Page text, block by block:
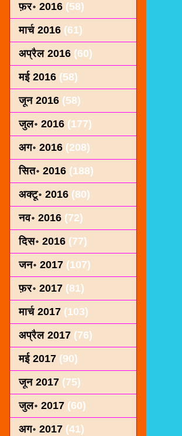
फ़र॰ 2016 (58)
मार्च 2016 (61)
अप्रैल 2016 (60)
मई 2016 (58)
जून 2016 (58)
जुल॰ 2016 (177)
अग॰ 2016 (208)
सित॰ 2016 (188)
अक्टू॰ 2016 (80)
नव॰ 2016 (72)
दिस॰ 2016 (77)
जन॰ 2017 (107)
फ़र॰ 2017 (81)
मार्च 2017 (103)
अप्रैल 2017 (76)
मई 2017 (90)
जून 2017 (75)
जुल॰ 2017 (60)
अग॰ 2017 (41)